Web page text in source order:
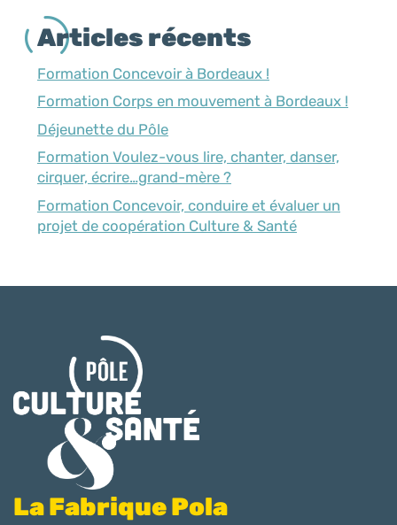
Articles récents
Formation Concevoir à Bordeaux !
Formation Corps en mouvement à Bordeaux !
Déjeunette du Pôle
Formation Voulez-vous lire, chanter, danser,
cirquer, écrire…grand-mère ?
Formation Concevoir, conduire et évaluer un
projet de coopération Culture & Santé
La Fabrique Pola